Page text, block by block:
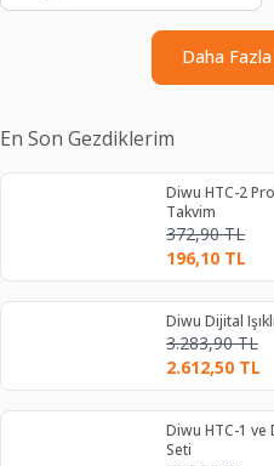
Daha
En Son Gezdiklerim
Diwu HTC-2
Takvim
372,90TL
196,10 TL
Diwu Dijital
3.283,90TL
2.612,50 TL
Diwu HTC-1
Seti